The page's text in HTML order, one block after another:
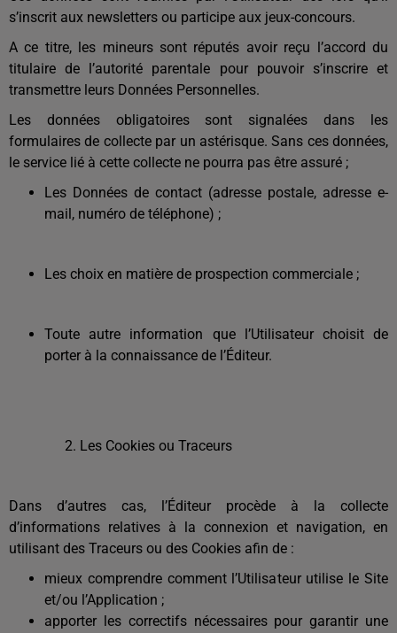
s’inscrit aux newsletters ou participe aux jeux-concours.
A ce titre, les mineurs sont réputés avoir reçu l’accord du
titulaire de l’autorité parentale pour pouvoir s’inscrire et
transmettre leurs Données Personnelles.
Les données obligatoires sont signalées dans les
formulaires de collecte par un astérisque. Sans ces données,
le service lié à cette collecte ne pourra pas être assuré ;
Les Données de contact (adresse postale, adresse e-
mail, numéro de téléphone) ;
Les choix en matière de prospection commerciale ;
Toute autre information que l’Utilisateur choisit de
porter à la connaissance de l’Éditeur.
Les Cookies ou Traceurs
Dans d’autres cas, l’Éditeur procède à la collecte
d’informations relatives à la connexion et navigation, en
utilisant des Traceurs ou des Cookies afin de :
mieux comprendre comment l’Utilisateur utilise le Site
et/ou l’Application ;
apporter les correctifs nécessaires pour garantir une